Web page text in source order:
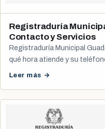
Registraduría
Contacto y Servicios
Registraduría Municipal
qué hora atiende y su
Leer más →